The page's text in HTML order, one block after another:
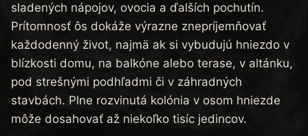
sladených nápojov, ovocia a ďalších pochutín.
Prítomnosť ôs dokáže výrazne znepríjemňovať
každodenný život, najmä ak si vybudujú hniezdo v
blízkosti domu, na balkóne alebo terase, v altánku,
pod strešnými podhľadmi či v záhradných
stavbách. Plne rozvinutá kolónia v osom hniezde
môže dosahovať až niekoľko tisíc jedincov.